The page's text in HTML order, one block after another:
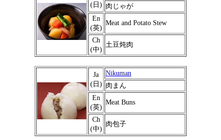
(日) 肉じゃが
En
(英)
Meat and Potato Stew
Ch
(中)
土豆炖肉
Ja
(日)
Nikuman
肉まん
En
(英)
Meat Buns
Ch
(中)
肉包子